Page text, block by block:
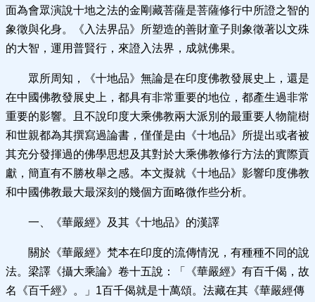
面為會眾演說十地之法的金剛藏菩薩是菩薩修行中所證之智的
象徵與化身。《入法界品》所塑造的善財童子則象徵著以文殊
的大智，運用普賢行，來證入法界，成就佛果。
眾所周知，《十地品》無論是在印度佛教發展史上，還是
在中國佛教發展史上，都具有非常重要的地位，都產生過非常
重要的影響。且不說印度大乘佛教兩大派別的最重要人物龍樹
和世親都為其撰寫過論書，僅僅是由《十地品》所提出或者被
其充分發揮過的佛學思想及其對於大乘佛教修行方法的實際貢
獻，簡直有不勝枚舉之感。本文擬就《十地品》影響印度佛教
和中國佛教最大最深刻的幾個方面略微作些分析。
一、《華嚴經》及其《十地品》的漢譯
關於《華嚴經》梵本在印度的流傳情況，有種種不同的說
法。梁譯《攝大乘論》卷十五說：「《華嚴經》有百千偈，故
名《百千經》。」1百千偈就是十萬頌。法藏在其《華嚴經傳